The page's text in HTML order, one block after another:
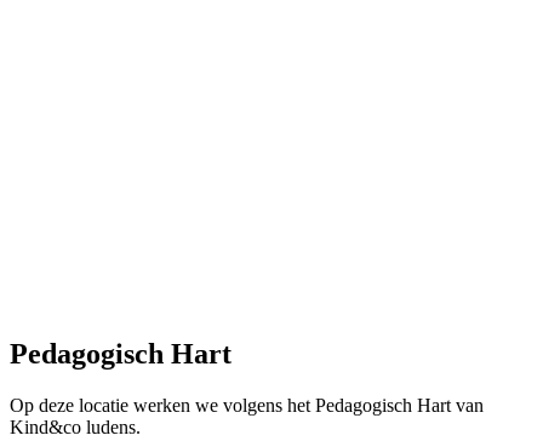
Pedagogisch Hart
Op deze locatie werken we volgens het Pedagogisch Hart van
Kind&co ludens.